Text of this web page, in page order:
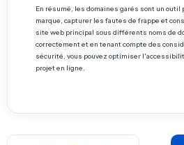
En résumé, les domaines garés sont un outil
marque, capturer les fautes de frappe et
site web principal sous différents noms de
correctement et en tenant compte des
sécurité, vous pouvez optimiser
projet en ligne.